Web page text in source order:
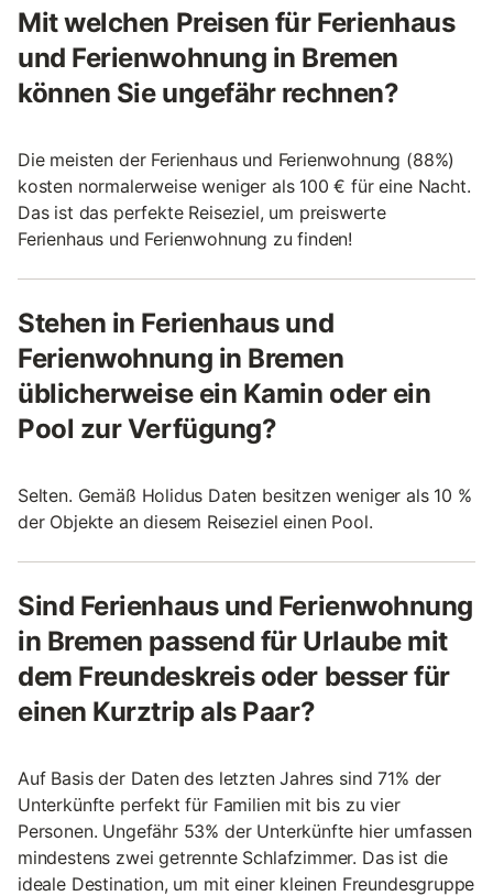
Mit welchen Preisen für Ferienhaus
und Ferienwohnung in Bremen
können Sie ungefähr rechnen?
Die meisten der Ferienhaus und Ferienwohnung (88%)
kosten normalerweise weniger als 100 € für eine Nacht.
Das ist das perfekte Reiseziel, um preiswerte
Ferienhaus und Ferienwohnung zu finden!
Stehen in Ferienhaus und
Ferienwohnung in Bremen
üblicherweise ein Kamin oder ein
Pool zur Verfügung?
Selten. Gemäß Holidus Daten besitzen weniger als 10 %
der Objekte an diesem Reiseziel einen Pool.
Sind Ferienhaus und Ferienwohnung
in Bremen passend für Urlaube mit
dem Freundeskreis oder besser für
einen Kurztrip als Paar?
Auf Basis der Daten des letzten Jahres sind 71% der
Unterkünfte perfekt für Familien mit bis zu vier
Personen. Ungefähr 53% der Unterkünfte hier umfassen
mindestens zwei getrennte Schlafzimmer. Das ist die
ideale Destination, um mit einer kleinen Freundesgruppe